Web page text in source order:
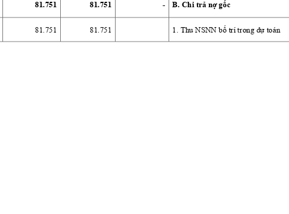
81.751 81.751
  -
B. Chi trả nợ gốc
81.751 81.751 1. Thu NSNN bố trí trong dự toán